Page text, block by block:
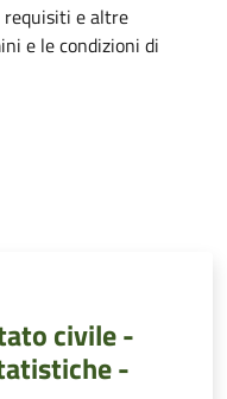
requisiti e altre
e le condizioni di
civile -
-